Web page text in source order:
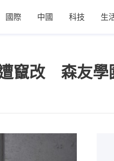
國際 中國 科技 生
竄改 森友學